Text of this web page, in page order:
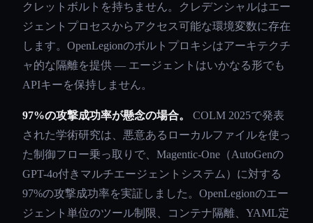
クレットボルトを持ちません。クレデンシャルはエー
ジェントプロセスからアクセス可能な環境変数に存在
します。OpenLegionのボルトプロキシはアーキテクチ
ャ的な隔離を提供 — エージェントはいかなる形でも
APIキーを保持しません。
97%の攻撃成功率が懸念の場合。
COLM 2025で発表
された学術研究は、悪意あるローカルファイルを使っ
た制御フロー乗っ取りで、Magentic-One（AutoGenの
GPT-4o付きマルチエージェントシステム）に対する
97%の攻撃成功率を実証しました。OpenLegionのエー
ジェント単位のツール制限、コンテナ隔離、YAML定